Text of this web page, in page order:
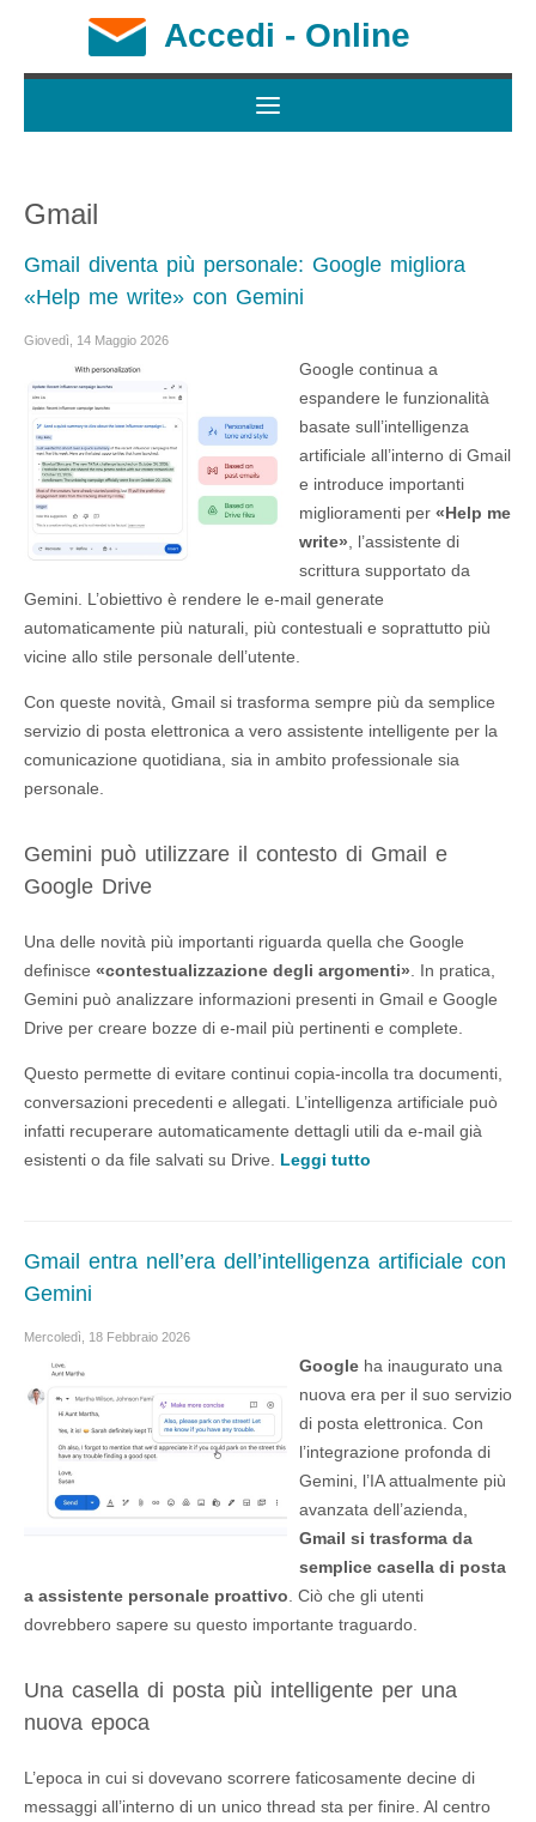
Accedi - Online
Gmail
Gmail diventa più personale: Google migliora
«Help me write» con Gemini
Giovedì, 14 Maggio 2026
Google continua a
espandere le funzionalità
basate sull’intelligenza
artificiale all’interno di Gmail
e introduce importanti
miglioramenti per «Help me
write» , l’assistente di
scrittura supportato da
Gemini. L’obiettivo è rendere le e-mail generate
automaticamente più naturali, più contestuali e soprattutto più
vicine allo stile personale dell’utente.
Con queste novità, Gmail si trasforma sempre più da semplice
servizio di posta elettronica a vero assistente intelligente per la
comunicazione quotidiana, sia in ambito professionale sia
personale.
Gemini può utilizzare il contesto di Gmail e
Google Drive
Una delle novità più importanti riguarda quella che Google
definisce «contestualizzazione degli argomenti» . In pratica,
Gemini può analizzare informazioni presenti in Gmail e Google
Drive per creare bozze di e-mail più pertinenti e complete.
Questo permette di evitare continui copia-incolla tra documenti,
conversazioni precedenti e allegati. L’intelligenza artificiale può
infatti recuperare automaticamente dettagli utili da e-mail già
esistenti o da file salvati su Drive. Leggi tutto
Gmail entra nell’era dell’intelligenza artificiale con
Gemini
Mercoledì, 18 Febbraio 2026
Google ha inaugurato una
nuova era per il suo servizio
di posta elettronica. Con
l’integrazione profonda di
Gemini, l’IA attualmente più
avanzata dell’azienda,
Gmail si trasforma da
semplice casella di posta
a assistente personale proattivo . Ciò che gli utenti
dovrebbero sapere su questo importante traguardo.
Una casella di posta più intelligente per una
nuova epoca
L’epoca in cui si dovevano scorrere faticosamente decine di
messaggi all’interno di un unico thread sta per finire. Al centro